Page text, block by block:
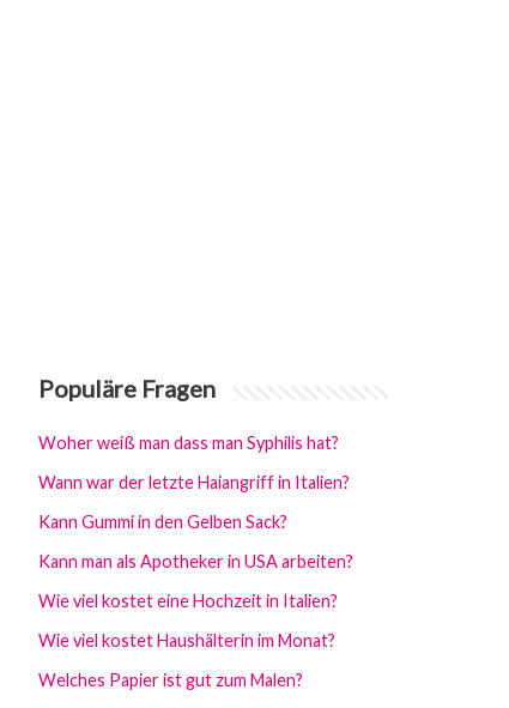
Populäre Fragen
Woher weiß man dass man Syphilis hat?
Wann war der letzte Haiangriff in Italien?
Kann Gummi in den Gelben Sack?
Kann man als Apotheker in USA arbeiten?
Wie viel kostet eine Hochzeit in Italien?
Wie viel kostet Haushälterin im Monat?
Welches Papier ist gut zum Malen?